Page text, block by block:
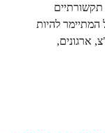
להיות
ארגונים,